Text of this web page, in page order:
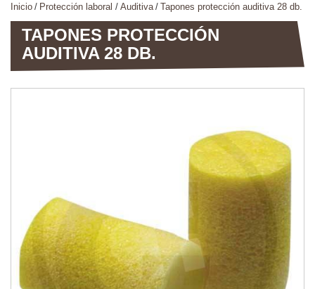
inicio protección laboral auditiva tapones protección auditiva 28 db.
TAPONES PROTECCIÓN
AUDITIVA 28 DB.